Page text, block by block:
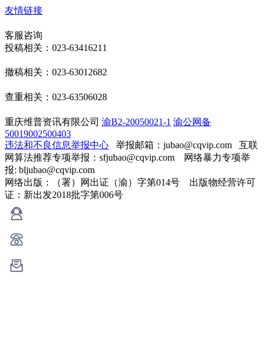
友情链接
客服咨询
投稿相关：023-63416211
撤稿相关：023-63012682
查重相关：023-63506028
重庆维普资讯有限公司 渝B2-20050021-1 渝公网备
50019002500403
违法和不良信息举报中心 举报邮箱：jubao@cqvip.com 互联
网算法推荐专项举报：sfjubao@cqvip.com 网络暴力专项举
报: bljubao@cqvip.com
网络出版：（署）网出证（渝）字第014号 出版物经营许可
证：新出发2018批字第006号